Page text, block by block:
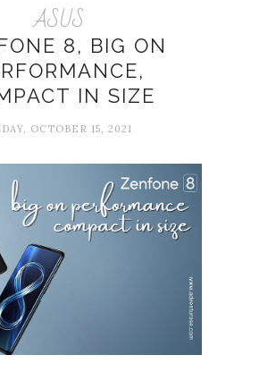
ASUS
8, BIG ON
IN SIZE
OCTOBER 15, 2021